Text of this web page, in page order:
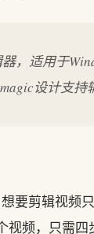
，适用于
设计支持
要剪辑视频
频，只需四